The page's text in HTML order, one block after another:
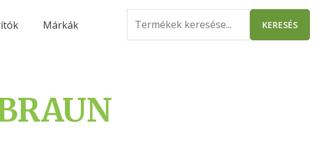
Márkák
for:
KERESÉS